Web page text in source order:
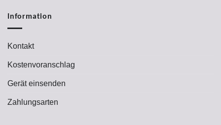
Information
Kontakt
Kostenvoranschlag
Gerät einsenden
Zahlungsarten